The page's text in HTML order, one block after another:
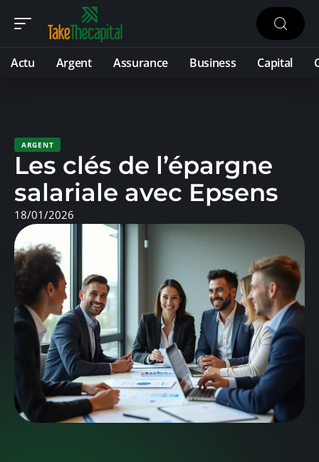
Actu Argent Assurance Business Capital
ARGENT
Les clés de l’épargne
salariale avec Epsens
18/01/2026